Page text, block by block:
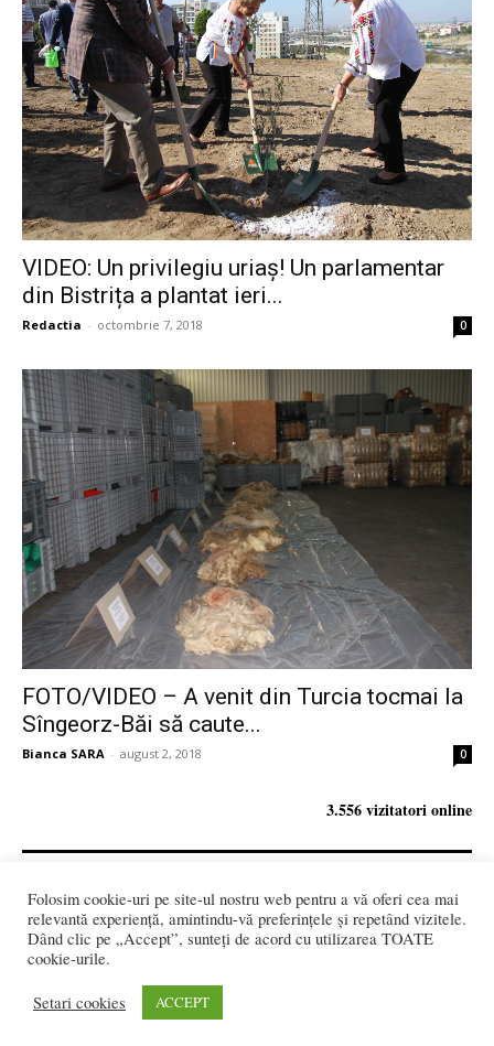
VIDEO: Un privilegiu uriaș! Un parlamentar
din Bistrița a plantat ieri...
Redactia - octombrie 7, 2018 0
FOTO/VIDEO – A venit din Turcia tocmai la
Sîngeorz-Băi să caute...
Bianca SARA - august 2, 2018 0
3.556 vizitatori online
REDACȚIA:
redactia@bistriteanul.ro
0722.480.707
PUBLICITATE:
publicitate@bistriteanul.ro
Folosim cookie-uri pe site-ul nostru web pentru a vă oferi cea mai
relevantă experiență, amintindu-vă preferințele și repetând vizitele.
Dând clic pe „Accept”, sunteți de acord cu utilizarea TOATE
cookie-urile.
Setari cookies ACCEPT